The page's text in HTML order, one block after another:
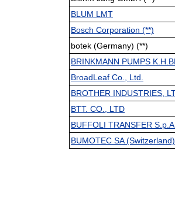
BLUM LMT
Bosch Corporation (**)
botek (Germany) (**)
BRINKMANN PUMPS
BroadLeaf Co., Ltd.
BROTHER INDUSTRIES,
BTT. CO., LTD
BUFFOLI TRANSFER
BUMOTEC SA